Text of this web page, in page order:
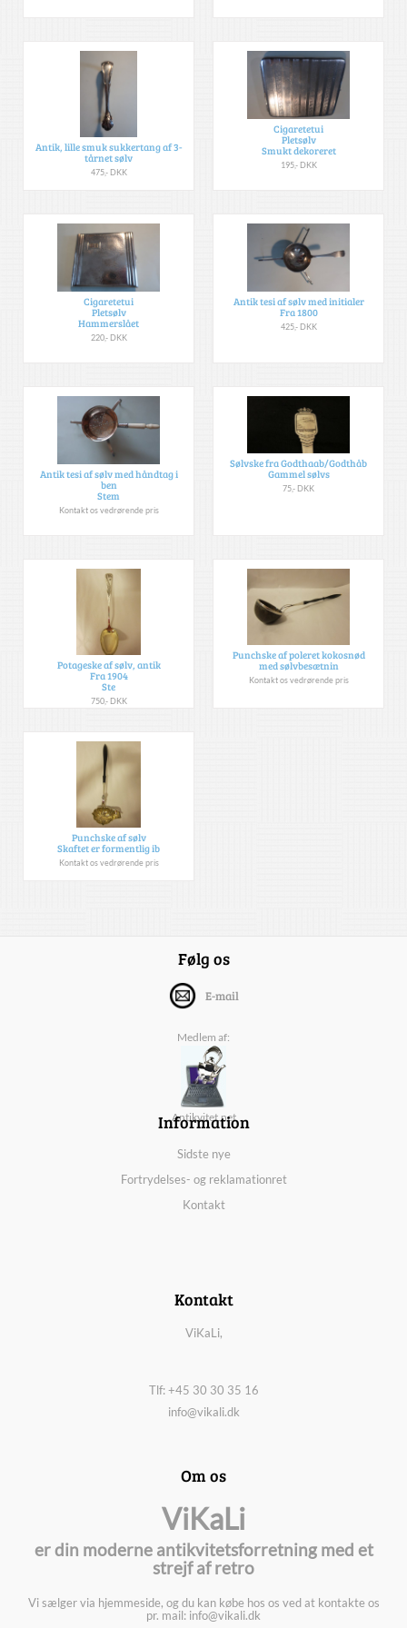
Antik, lille smuk sukkertang af 3-
tårnet sølv
475,- DKK
Cigaretetui
Pletsølv
Smukt dekoreret
195,- DKK
Cigaretetui
Pletsølv
Hammerslået
220,- DKK
Antik tesi af sølv med initialer
Fra 1800
425,- DKK
Antik tesi af sølv med håndtag i
ben
Stem
Kontakt os vedrørende pris
Sølvske fra Godthaab/Godthåb
Gammel sølvs
75,- DKK
Potageske af sølv, antik
Fra 1904
Ste
750,- DKK
Punchske af poleret kokosnød
med sølvbesætnin
Kontakt os vedrørende pris
Punchske af sølv
Skaftet er formentlig ib
Kontakt os vedrørende pris
Følg os
E-mail
Medlem af:
Antikvitet.net
Information
Sidste nye
Fortrydelses- og reklamationret
Kontakt
Kontakt
ViKaLi,
Tlf: +45 30 30 35 16
info@vikali.dk
Om os
ViKaLi
er din moderne antikvitetsforretning med et
strejf af retro
Vi sælger via hjemmeside, og du kan købe hos os ved at kontakte os
pr. mail: info@vikali.dk